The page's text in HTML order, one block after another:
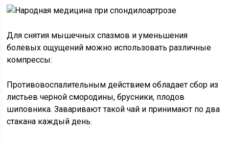
Для снятия мышечных спазмов и уменьшения
болевых ощущений можно использовать различные
компрессы:
Противовоспалительным действием обладает сбор из
листьев черной смородины, брусники, плодов
шиповника. Заваривают такой чай и принимают по два
стакана каждый день.